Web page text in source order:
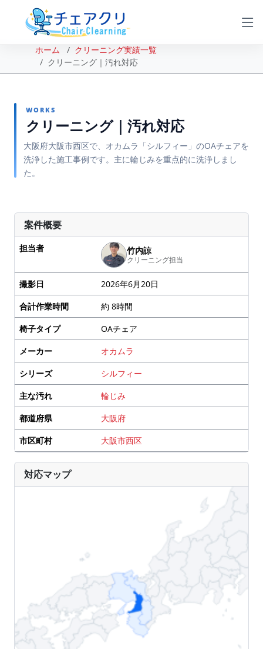
ホーム
クリーニング実績一覧
クリーニング｜汚れ対応
WORKS
クリーニング｜汚れ対応
大阪府大阪市西区で、オカムラ「シルフィー」のOAチェアを
洗浄した施工事例です。主に輪じみを重点的に洗浄しまし
た。
BEFORE AFTER
案件概要
担当者 竹内諒
クリーニング担当
撮影日
2026年6月20日
合計作業時間
約 8時間
椅子タイプ
OAチェア
メーカー
オカムラ
シリーズ
シルフィー
主な汚れ
輪じみ
都道府県
大阪府
市区町村
大阪市西区
対応マップ